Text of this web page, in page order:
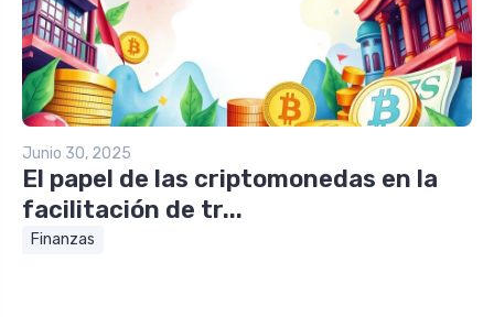
Junio 30, 2025
El papel de las criptomonedas en la
facilitación de tr...
Finanzas